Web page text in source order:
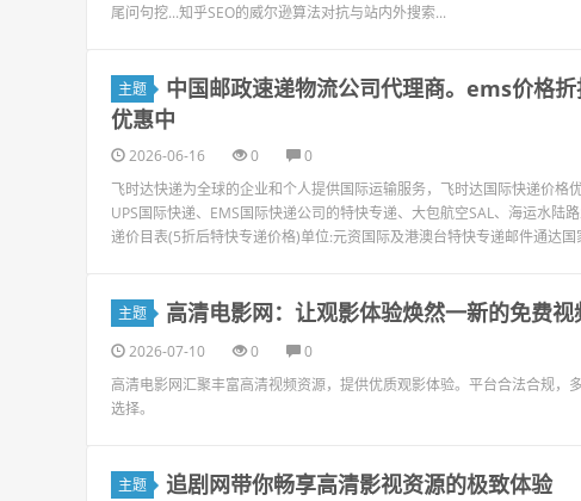
尾问句挖...知乎SEO的威尔逊算法对抗与站内外搜索...
主题
中国邮政速递物流公司代理商。ems价格
优惠中
2026-06-16 0
0
飞时达快递为全球的企业和个人提供国际运输服务，飞时达国际快递价格
UPS国际快递、EMS国际快递公司的特快专递、大包航空SAL、海运水
递价目表(5折后特快专递价格)单位:元资国际及港澳台特快专递邮件通达
主题 高清电影网：让观影体验焕然一新的免费视
2026-07-10 0
0
高清电影网汇聚丰富高清视频资源，提供优质观影体验。平台合法合规
选择。
主题 追剧网带你畅享高清影视资源的极致体验